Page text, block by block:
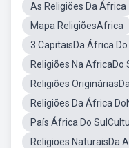
As Religiões Da África
Mapa ReligiõesAfrica
3 CapitaisDa África Do
Religiões Na AfricaDo
Religiões
Religiões Da África
País África Do
Religioes NaturaisDa